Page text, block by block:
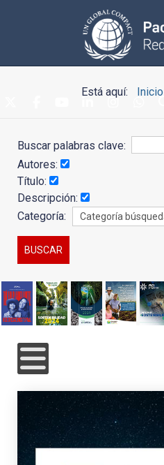
Está aquí: Inicio
Buscar palabras clave:
Autores:
Título:
Descripción:
Categoría: